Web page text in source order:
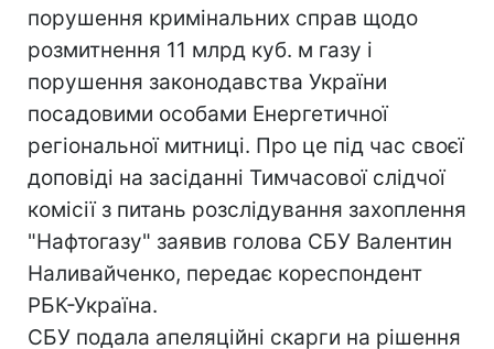
порушення кримінальних справ щодо
розмитнення 11 млрд куб. м газу і
порушення законодавства України
посадовими особами Енергетичної
регіональної митниці. Про це під час своєї
доповіді на засіданні Тимчасової слідчої
комісії з питань розслідування захоплення
"Нафтогазу" заявив голова СБУ Валентин
Наливайченко, передає кореспондент
РБК-Україна.
СБУ подала апеляційні скарги на рішення